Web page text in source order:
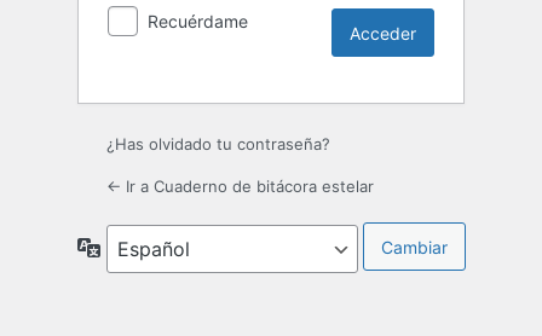
Recuérdame
¿Has olvidado tu contraseña?
← Ir a Cuaderno de bitácora estelar
Idioma